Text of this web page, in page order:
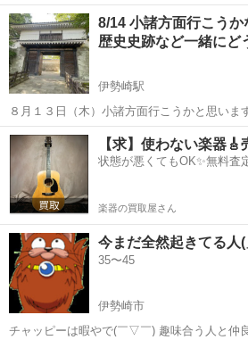
します🛵 バイクのジャンルは色々ですので
くださいませ♪ こういう方は🆖です。 他のバ
の考えを押し付ける様な方の参...
群馬 太田市 その他 仲間
8/14 小諸方面行こうか
歴史史跡など一緒にど
伊勢崎駅
８月１３日（木）小諸方面行こうかと思い
があれば★上田城 食事は、、信州蕎麦、、草
ば眼鏡橋 ………………………………………………………………… 月に
群馬 伊勢崎市 伊勢崎駅 その他
【求】使わない楽器
状態が悪くてもOK✨無料査
楽器の買取屋さん
今まだ全然起きてる人
35〜45
伊勢崎市
チャッピーは暇やで(￣▽￣) 趣味合う人と仲